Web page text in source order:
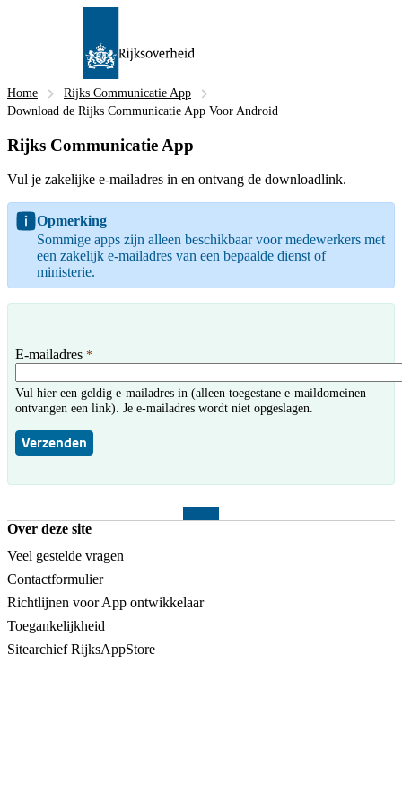
Home
Rijks Communicatie App
Download de Rijks Communicatie App Voor Android
Rijks Communicatie App
Vul je zakelijke e-mailadres in en ontvang de downloadlink.
Opmerking
Sommige apps zijn alleen beschikbaar voor medewerkers met
een zakelijk e-mailadres van een bepaalde dienst of
ministerie.
E-mailadres *
Vul hier een geldig e-mailadres in (alleen toegestane e-maildomeinen
ontvangen een link). Je e-mailadres wordt niet opgeslagen.
Verzenden
Over deze site
Veel gestelde vragen
Contactformulier
Richtlijnen voor App ontwikkelaar
Toegankelijkheid
Sitearchief RijksAppStore